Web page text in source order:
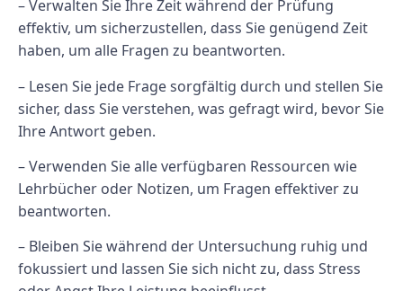
– Verwalten Sie Ihre Zeit während der Prüfung
effektiv, um sicherzustellen, dass Sie genügend Zeit
haben, um alle Fragen zu beantworten.
– Lesen Sie jede Frage sorgfältig durch und stellen Sie
sicher, dass Sie verstehen, was gefragt wird, bevor Sie
Ihre Antwort geben.
– Verwenden Sie alle verfügbaren Ressourcen wie
Lehrbücher oder Notizen, um Fragen effektiver zu
beantworten.
– Bleiben Sie während der Untersuchung ruhig und
fokussiert und lassen Sie sich nicht zu, dass Stress